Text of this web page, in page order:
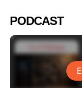
PODCAST